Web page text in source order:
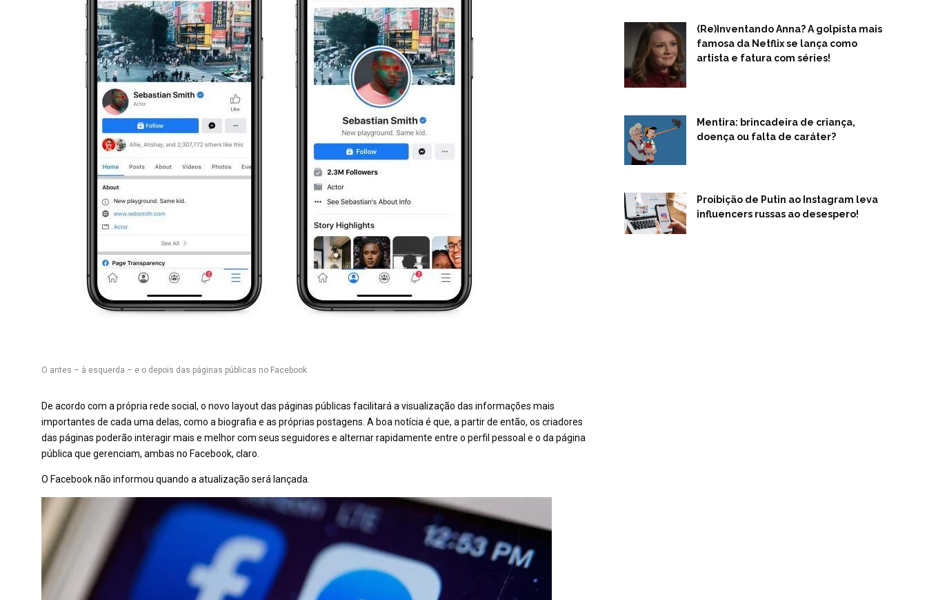
O antes – à esquerda – e o depois das páginas públicas no Facebook
De acordo com a própria rede social, o novo layout das páginas públicas facilitará a visualização das informações mais
importantes de cada uma delas, como a biografia e as próprias postagens. A boa notícia é que, a partir de então, os criadores
das páginas poderão interagir mais e melhor com seus seguidores e alternar rapidamente entre o perfil pessoal e o da página
pública que gerenciam, ambas no Facebook, claro.
O Facebook não informou quando a atualização será lançada.
(Re)Inventando Anna? A golpista mais
famosa da Netflix se lança como
artista e fatura com séries!
Mentira: brincadeira de criança,
doença ou falta de caráter?
Proibição de Putin ao Instagram leva
influencers russas ao desespero!